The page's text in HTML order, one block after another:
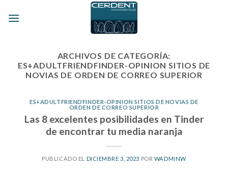
ARCHIVOS DE CATEGORÍA:
ES+ADULTFRIENDFINDER-OPINION SITIOS DE
NOVIAS DE ORDEN DE CORREO SUPERIOR
ES+ADULTFRIENDFINDER-OPINION SITIOS DE NOVIAS DE
ORDEN DE CORREO SUPERIOR
Las 8 excelentes posibilidades en Tinder
de encontrar tu media naranja
PUBLICADO EL DICIEMBRE 3, 2023 POR WADMINW